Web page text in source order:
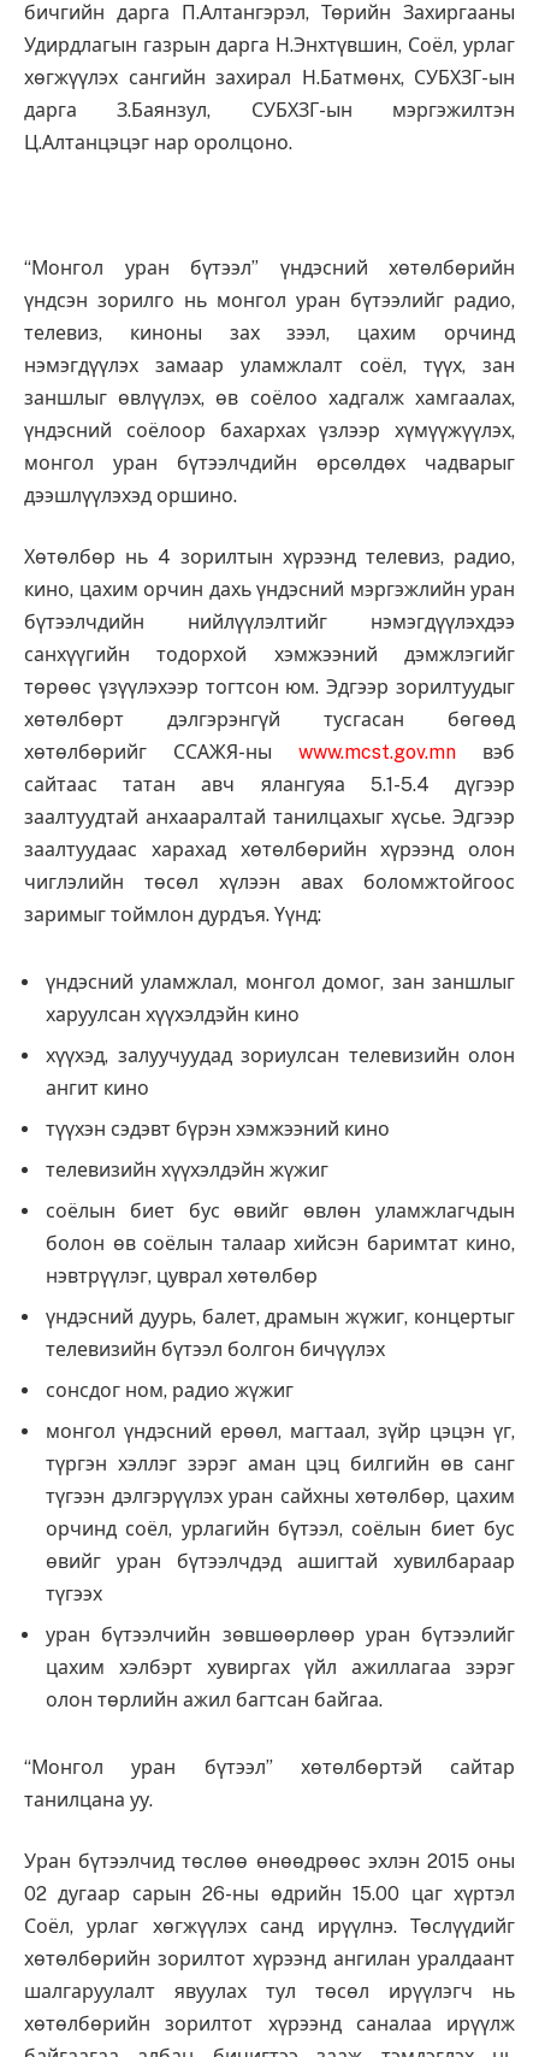
бичгийн дарга П.Алтангэрэл, Төрийн Захиргааны
Удирдлагын газрын дарга Н.Энхтүвшин, Соёл, урлаг
хөгжүүлэх сангийн захирал Н.Батмөнх, СУБХЗГ-ын
дарга З.Баянзул, СУБХЗГ-ын мэргэжилтэн
Ц.Алтанцэцэг нар оролцоно.
“Монгол уран бүтээл” үндэсний хөтөлбөрийн
үндсэн зорилго нь монгол уран бүтээлийг радио,
телевиз, киноны зах зээл, цахим орчинд
нэмэгдүүлэх замаар уламжлалт соёл, түүх, зан
заншлыг өвлүүлэх, өв соёлоо хадгалж хамгаалах,
үндэсний соёлоор бахархах үзлээр хүмүүжүүлэх,
монгол уран бүтээлчдийн өрсөлдөх чадварыг
дээшлүүлэхэд оршино.
Хөтөлбөр нь 4 зорилтын хүрээнд телевиз, радио,
кино, цахим орчин дахь үндэсний мэргэжлийн уран
бүтээлчдийн нийлүүлэлтийг нэмэгдүүлэхдээ
санхүүгийн тодорхой хэмжээний дэмжлэгийг
төрөөс үзүүлэхээр тогтсон юм. Эдгээр зорилтуудыг
хөтөлбөрт дэлгэрэнгүй тусгасан бөгөөд
хөтөлбөрийг ССАЖЯ-ны www.mcst.gov.mn вэб
сайтаас татан авч ялангуяа 5.1-5.4 дүгээр
заалтуудтай анхааралтай танилцахыг хүсье. Эдгээр
заалтуудаас харахад хөтөлбөрийн хүрээнд олон
чиглэлийн төсөл хүлээн авах боломжтойгоос
заримыг тоймлон дурдъя. Үүнд:
үндэсний уламжлал, монгол домог, зан заншлыг
харуулсан хүүхэлдэйн кино
хүүхэд, залуучуудад зориулсан телевизийн олон
ангит кино
түүхэн сэдэвт бүрэн хэмжээний кино
телевизийн хүүхэлдэйн жүжиг
соёлын биет бус өвийг өвлөн уламжлагчдын
болон өв соёлын талаар хийсэн баримтат кино,
нэвтрүүлэг, цуврал хөтөлбөр
үндэсний дуурь, балет, драмын жүжиг, концертыг
телевизийн бүтээл болгон бичүүлэх
сонсдог ном, радио жүжиг
монгол үндэсний ерөөл, магтаал, зүйр цэцэн үг,
түргэн хэллэг зэрэг аман цэц билгийн өв санг
түгээн дэлгэрүүлэх уран сайхны хөтөлбөр, цахим
орчинд соёл, урлагийн бүтээл, соёлын биет бус
өвийг уран бүтээлчдэд ашигтай хувилбараар
түгээх
уран бүтээлчийн зөвшөөрлөөр уран бүтээлийг
цахим хэлбэрт хувиргах үйл ажиллагаа зэрэг
олон төрлийн ажил багтсан байгаа.
“Монгол уран бүтээл” хөтөлбөртэй сайтар
танилцана уу.
Уран бүтээлчид төслөө өнөөдрөөс эхлэн 2015 оны
02 дугаар сарын 26-ны өдрийн 15.00 цаг хүртэл
Соёл, урлаг хөгжүүлэх санд ирүүлнэ. Төслүүдийг
хөтөлбөрийн зорилтот хүрээнд ангилан уралдаант
шалгаруулалт явуулах тул төсөл ирүүлэгч нь
хөтөлбөрийн зорилтот хүрээнд саналаа ирүүлж